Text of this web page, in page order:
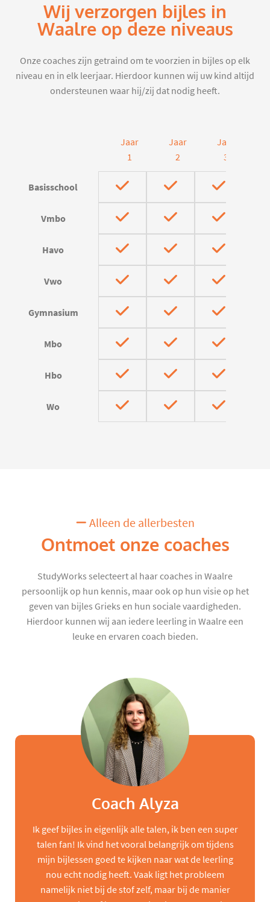
Wij verzorgen bijles in
Waalre op deze niveaus
Onze coaches zijn getraind om te voorzien in bijles op elk
niveau en in elk leerjaar. Hierdoor kunnen wij uw kind altijd
ondersteunen waar hij/zij dat nodig heeft.
Jaar
1
Jaar
2
Jaar
3
Basisschool
Vmbo
Havo
Vwo
Gymnasium
Mbo
Hbo
Wo
Alleen de allerbesten
Ontmoet onze coaches
StudyWorks selecteert al haar coaches in Waalre
persoonlijk op hun kennis, maar ook op hun visie op het
geven van bijles Grieks en hun sociale vaardigheden.
Hierdoor kunnen wij aan iedere leerling in Waalre een
leuke en ervaren coach bieden.
Coach Alyza
Ik geef bijles in eigenlijk alle talen, ik ben een super
talen fan! Ik vind het vooral belangrijk om tijdens
mijn bijlessen goed te kijken naar wat de leerling
nou echt nodig heeft. Vaak ligt het probleem
namelijk niet bij de stof zelf, maar bij de manier